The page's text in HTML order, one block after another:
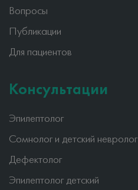
Вопросы
Публикации
Для пациентов
Консультации
Эпилептолог
Сомнолог и детский невролог
Дефектолог
Эпилептолог детский